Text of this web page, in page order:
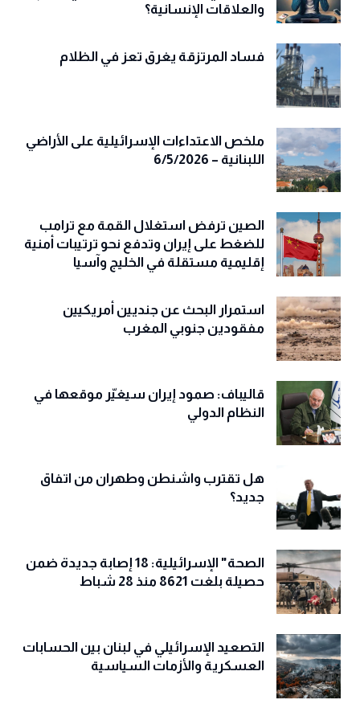
والعلاقات الإنسانية؟
فساد المرتزقة يغرق تعز في الظلام
ملخص الاعتداءات الإسرائيلية على الأراضي
اللبنانية – 6/5/2026
الصين ترفض استغلال القمة مع ترامب
للضغط على إيران وتدفع نحو ترتيبات أمنية
إقليمية مستقلة في الخليج وآسيا
استمرار البحث عن جنديين أمريكيين
مفقودين جنوبي المغرب
قاليباف: صمود إيران سيغيّر موقعها في
النظام الدولي
هل تقترب واشنطن وطهران من اتفاق
جديد؟
الصحة" الإسرائيلية: 18 إصابة جديدة ضمن
حصيلة بلغت 8621 منذ 28 شباط
التصعيد الإسرائيلي في لبنان بين الحسابات
العسكرية والأزمات السياسية